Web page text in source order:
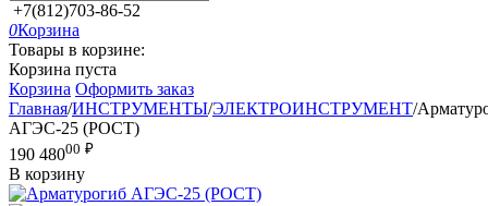
+7(812)703-86-52
0Корзина
Товары в корзине:
Корзина пуста
Корзина Оформить заказ
Главная/ИНСТРУМЕНТЫ/ЭЛЕКТРОИНСТРУМЕНТ/
АГЭС-25 (РОСТ)
190 48000 ₽
В корзину